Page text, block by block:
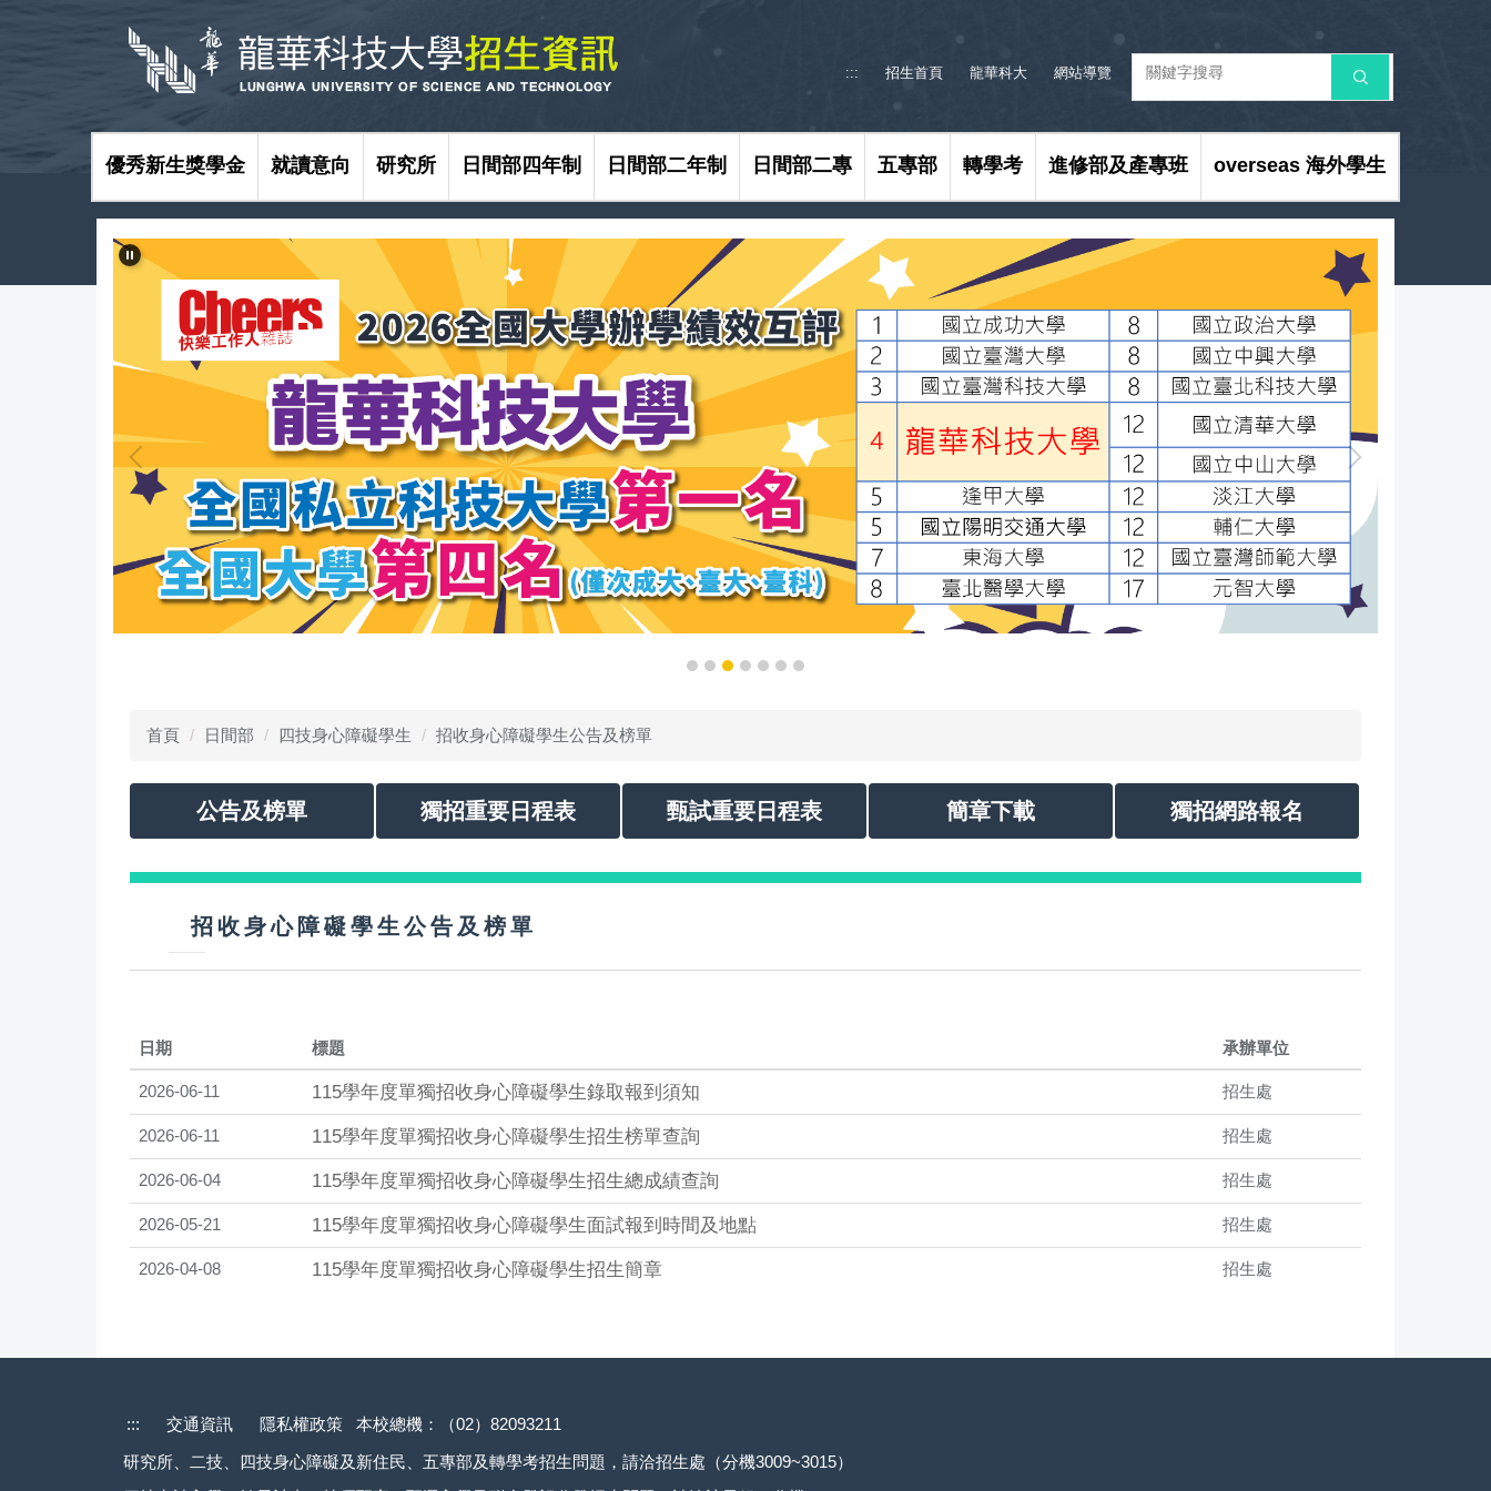
::: 招生首頁 龍華科大 網站導覽 搜 尋
優秀新生獎學金 就讀意向 研究所 日間部四年制 日間部二年制 日間部二專 五專部 轉學考 進修部及產專班 overseas 海外學生
首頁 日間部 四技身心障礙學生 招收身心障礙學生公告及榜單
公告及榜單 獨招重要日程表 甄試重要日程表 簡章下載 獨招網路報名
招收身心障礙學生公告及榜單
日期 標題 承辦單位
2026-06-11 115學年度單獨招收身心障礙學生錄取報到須知 招生處
2026-06-11 115學年度單獨招收身心障礙學生招生榜單查詢 招生處
2026-06-04 115學年度單獨招收身心障礙學生招生總成績查詢 招生處
2026-05-21 115學年度單獨招收身心障礙學生面試報到時間及地點 招生處
2026-04-08 115學年度單獨招收身心障礙學生招生簡章 招生處
::: 交通資訊 隱私權政策
本校總機：（02）82093211
研究所、二技、四技身心障礙及新住民、五專部及轉學考招生問題，請洽招生處（分機3009~3015）